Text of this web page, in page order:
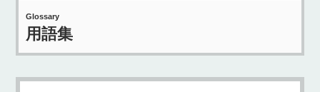
Glossary
用語集